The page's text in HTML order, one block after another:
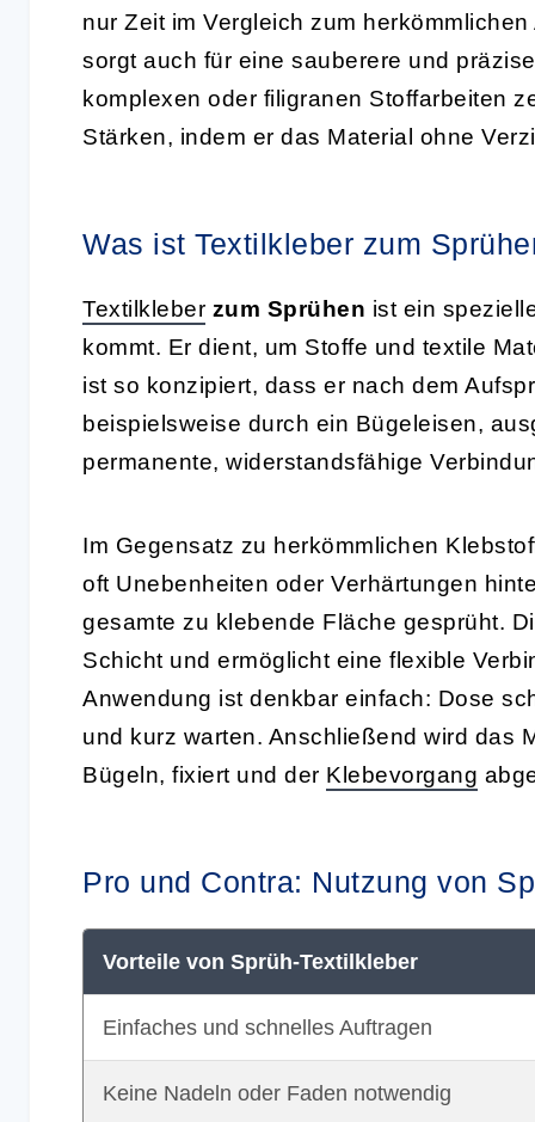
nur Zeit im Vergleich zum
sorgt auch für eine sauberere und
komplexen oder filigranen Stoffarbeiten
Stärken, indem er das Material ohne
Was ist Textilkleber zum
Textilkleber zum Sprühen ist ein
kommt. Er dient, um Stoffe und textile
ist so konzipiert, dass er nach dem
beispielsweise durch ein Bügeleisen,
permanente, widerstandsfähige
Im Gegensatz zu herkömmlichen
oft Unebenheiten oder Verhärtungen
gesamte zu klebende Fläche gesprüht.
Schicht und ermöglicht eine flexible
Anwendung ist denkbar einfach: Dose
und kurz warten. Anschließend wird das
Bügeln, fixiert und der Klebevorgang
Pro und Contra: Nutzung von
Vorteile von Sprüh-Textilkleber
Einfaches und schnelles Auftragen
Keine Nadeln oder Faden notwendig